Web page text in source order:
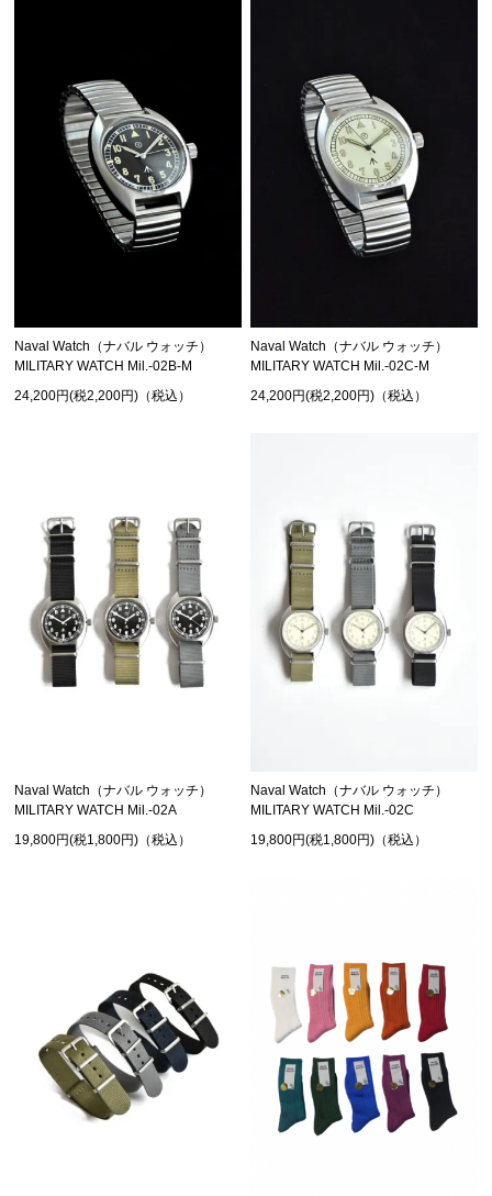
Naval Watch（ナバル ウォッチ）
MILITARY WATCH Mil.-02B-M
24,200円(税2,200円)（税込）
Naval Watch（ナバル ウォッチ）
MILITARY WATCH Mil.-02C-M
24,200円(税2,200円)（税込）
Naval Watch（ナバル ウォッチ）
MILITARY WATCH Mil.-02A
19,800円(税1,800円)（税込）
Naval Watch（ナバル ウォッチ）
MILITARY WATCH Mil.-02C
19,800円(税1,800円)（税込）